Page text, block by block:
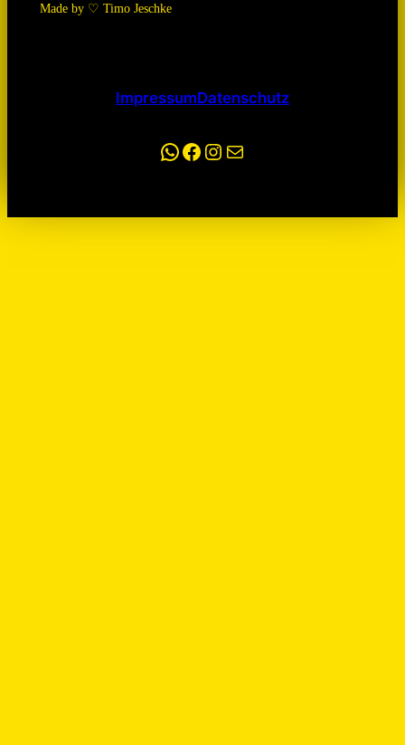
Made by ♡ Timo Jeschke
ImpressumDatenschutz
WhatsApp Facebook Instagram E-Mail